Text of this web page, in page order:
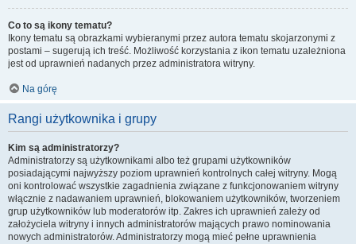
Co to są ikony tematu?
Ikony tematu są obrazkami wybieranymi przez autora tematu skojarzonymi z
postami – sugerują ich treść. Możliwość korzystania z ikon tematu uzależniona
jest od uprawnień nadanych przez administratora witryny.
Na górę
Rangi użytkownika i grupy
Kim są administratorzy?
Administratorzy są użytkownikami albo też grupami użytkowników
posiadającymi najwyższy poziom uprawnień kontrolnych całej witryny. Mogą
oni kontrolować wszystkie zagadnienia związane z funkcjonowaniem witryny
włącznie z nadawaniem uprawnień, blokowaniem użytkowników, tworzeniem
grup użytkowników lub moderatorów itp. Zakres ich uprawnień zależy od
założyciela witryny i innych administratorów mających prawo nominowania
nowych administratorów. Administratorzy mogą mieć pełne uprawnienia